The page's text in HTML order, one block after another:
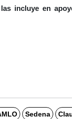
las incluye en
Sedena